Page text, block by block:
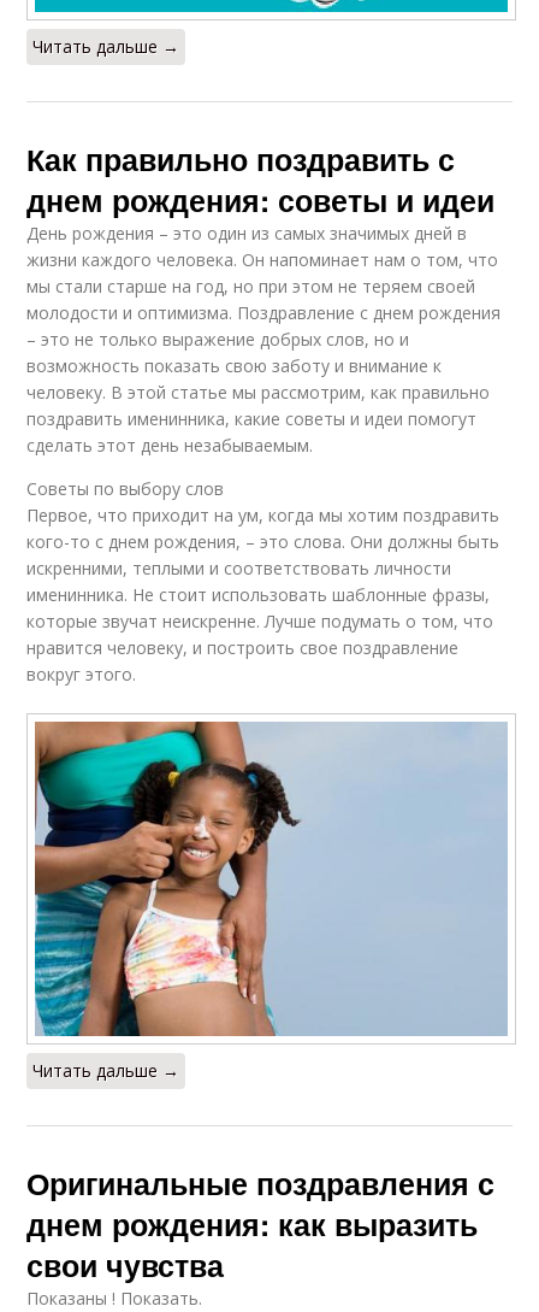
Читать дальше →
Как правильно поздравить с
днем рождения: советы и идеи
День рождения – это один из самых значимых дней в
жизни каждого человека. Он напоминает нам о том, что
мы стали старше на год, но при этом не теряем своей
молодости и оптимизма. Поздравление с днем рождения
– это не только выражение добрых слов, но и
возможность показать свою заботу и внимание к
человеку. В этой статье мы рассмотрим, как правильно
поздравить именинника, какие советы и идеи помогут
сделать этот день незабываемым.
Советы по выбору слов
Первое, что приходит на ум, когда мы хотим поздравить
кого-то с днем рождения, – это слова. Они должны быть
искренними, теплыми и соответствовать личности
именинника. Не стоит использовать шаблонные фразы,
которые звучат неискренне. Лучше подумать о том, что
нравится человеку, и построить свое поздравление
вокруг этого.
Читать дальше →
Оригинальные поздравления с
днем рождения: как выразить
свои чувства
Показаны ! Показать.